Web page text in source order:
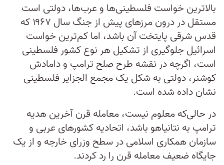
بالاترین خواست فلسطینی‌ها و عرب‌ها، دولتی است
مستقل در درون مرزهای پیش از جنگ سال ۱۹۶۷ که
قدس شرقی پایتخت آن باشد، اما کم‌ترین خواست
اسرائیل جلوگیری از تشکیل هر نوع کشور فلسطینی
است، اگرچه در نقشه طرح صلح ترامپ و دامادش
کوشنر، دولتی به شکل یک مجمع الجزایر فلسطینی
نشان داده شده است.
در حالی‌که معلوم نیست، معامله قرن آخرین هدیه
ترامپ به نتانیاهو باشد، اتحادیه کشورهای عربی و
سازمان همکاری اسلامی در سطح وزرای خارجه و از یک
جایگاه ضعیف معامله قرن را رد کردند.